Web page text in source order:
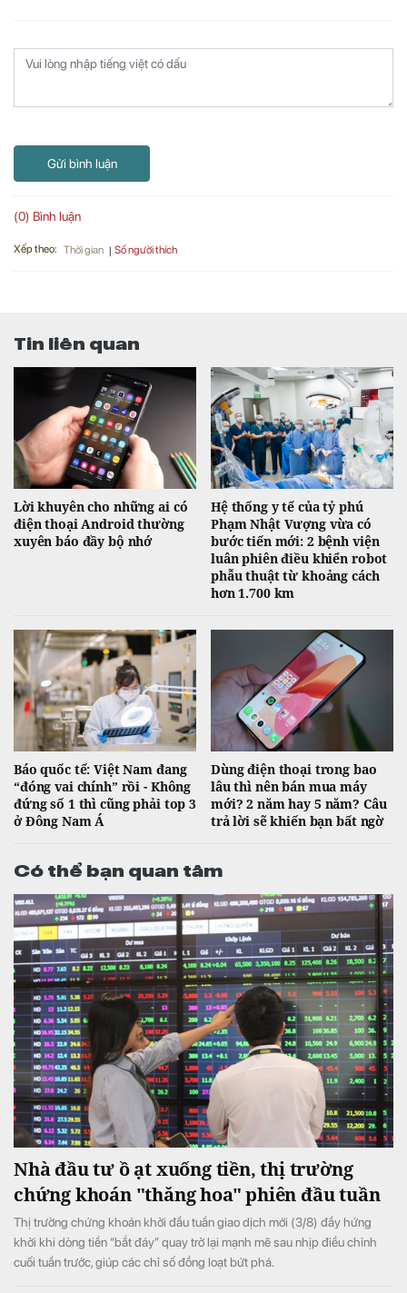
Gửi bình luận
(0) Bình luận
Xếp theo: Thời gian Số người thích
Tin liên quan
Lời khuyên cho những ai có
điện thoại Android thường
xuyên báo đầy bộ nhớ
Hệ thống y tế của tỷ phú
Phạm Nhật Vượng vừa có
bước tiến mới: 2 bệnh viện
luân phiên điều khiển robot
phẫu thuật từ khoảng cách
hơn 1.700 km
Báo quốc tế: Việt Nam đang
“đóng vai chính” rồi - Không
đứng số 1 thì cũng phải top 3
ở Đông Nam Á
Dùng điện thoại trong bao
lâu thì nên bán mua máy
mới? 2 năm hay 5 năm? Câu
trả lời sẽ khiến bạn bất ngờ
Có thể bạn quan tâm
Nhà đầu tư ồ ạt xuống tiền, thị trường
chứng khoán "thăng hoa" phiên đầu tuần
Thị trường chứng khoán khởi đầu tuần giao dịch mới (3/8) đầy hứng
khởi khi dòng tiền “bắt đáy” quay trở lại mạnh mẽ sau nhịp điều chỉnh
cuối tuần trước, giúp các chỉ số đồng loạt bứt phá.